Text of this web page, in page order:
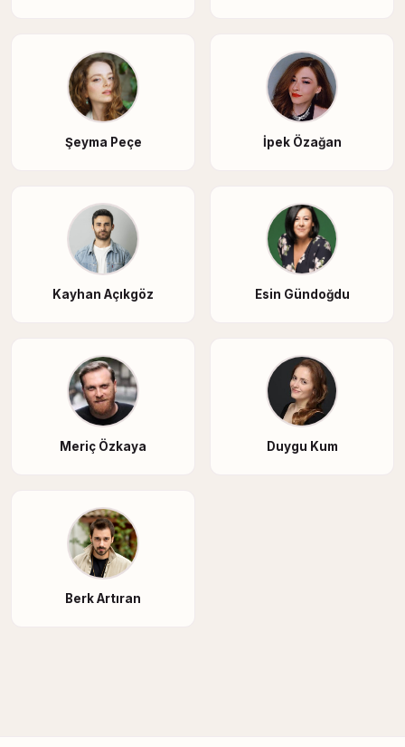
Şeyma Peçe İpek Özağan
Kayhan Açıkgöz Esin Gündoğdu
Meriç Özkaya Duygu Kum
Berk Artıran